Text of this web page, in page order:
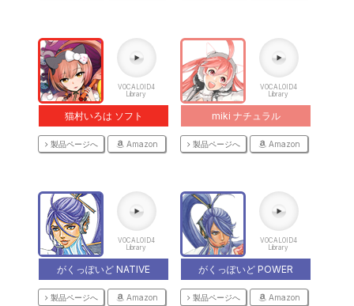
VOCALOID4
Library
猫村いろは ソフト
製品ページへ Amazon
VOCALOID4
Library
miki ナチュラル
製品ページへ Amazon
VOCALOID4
Library
がくっぽいど NATIVE
製品ページへ Amazon
VOCALOID4
Library
がくっぽいど POWER
製品ページへ Amazon